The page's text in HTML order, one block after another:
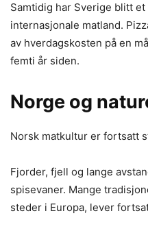
Samtidig har Sverige blitt
internasjonale matland.
av hverdagskosten på en
femti år siden.
Norge og
Norsk matkultur er fortsatt
Fjorder, fjell og lange
spisevaner. Mange
steder i Europa, lever